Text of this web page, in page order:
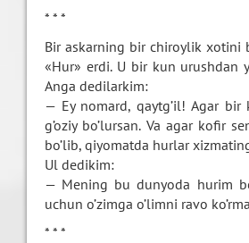
* * *
Bir askarning bir chiroylik xotini
«Hur» erdi. U bir kun urushdan
Anga dedilarkim:
— Ey nomard, qaytg’il! Agar bir
g’oziy bo’lursan. Va agar kofir
bo’lib, qiyomatda hurlar
Ul dedikim:
— Mening bu dunyoda hurim
uchun o’zimga o’limni ravo
* * *